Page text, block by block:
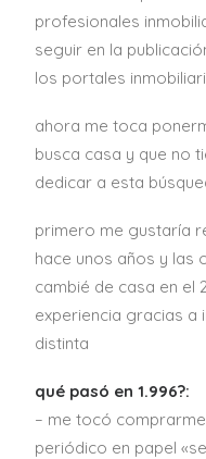
profesionales
seguir en la
los portales
ahora me toca
busca casa y que no
dedicar a esta
primero me gustaría
hace unos años y las
cambié de casa en el
experiencia gracias a
distinta
qué pasó en 1.996?:
– me tocó
periódico en papel